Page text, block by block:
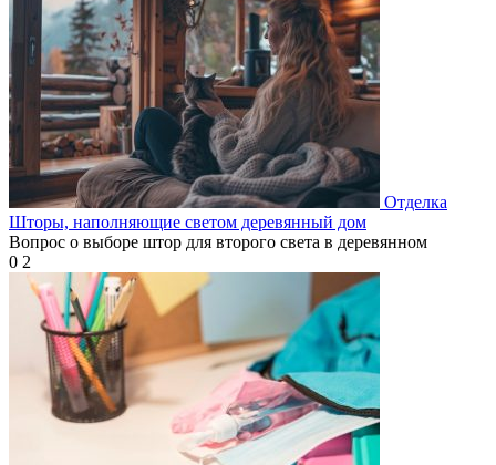
Отделка
Шторы, наполняющие светом деревянный дом
Вопрос о выборе штор для второго света в деревянном
0 2